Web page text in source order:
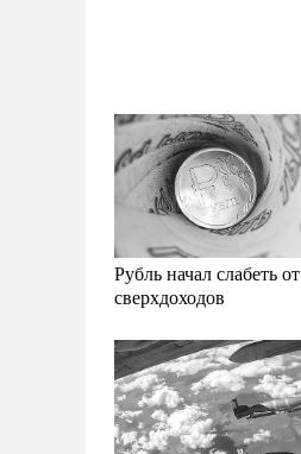
Рубль начал слабеть от
сверхдоходов